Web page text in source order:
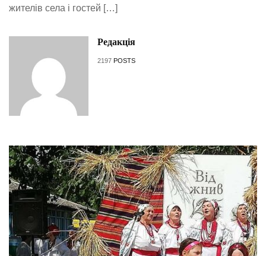
жителів села і гостей […]
Редакція
2197 POSTS